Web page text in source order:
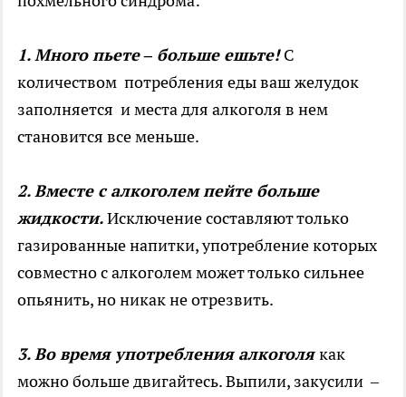
1. Много пьете – больше ешьте!С
количеством потребления еды ваш желудок
заполняется и места для алкоголя в нем
становится все меньше.
2. Вместе с алкоголем пейте больше
жидкости.Исключение составляют только
газированные напитки, употребление которых
совместно с алкоголем может только сильнее
опьянить, но никак не отрезвить.
3. Во время употребления алкоголякак
можно больше двигайтесь. Выпили, закусили –